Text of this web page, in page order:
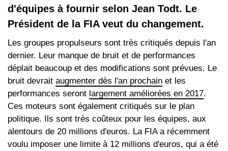
d'équipes à fournir selon Jean Todt. Le
Président de la FIA veut du changement.
Les groupes propulseurs sont très critiqués depuis l'an
dernier. Leur manque de bruit et de performances
déplait beaucoup et des modifications sont prévues. Le
bruit devrait augmenter dès l'an prochain et les
performances seront largement améliorées en 2017.
Ces moteurs sont également critiqués sur le plan
politique. Ils sont très coûteux pour les équipes, aux
alentours de 20 millions d'euros. La FIA a récemment
voulu imposer une limite à 12 millions d'euros, qui a été